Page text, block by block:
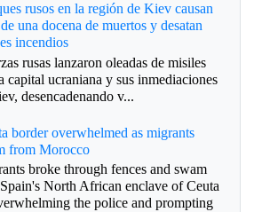
rusos en la región de Kiev causan
una docena de muertos y desatan
incendios
rusas lanzaron oleadas de misiles
capital ucraniana y sus inmediaciones
desencadenando v...
border overwhelmed as migrants
from Morocco
broke through fences and swam
North African enclave of Ceuta
the police and prompting